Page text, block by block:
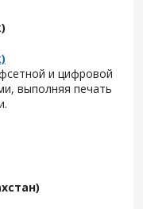
и цифровой
выполняя печать